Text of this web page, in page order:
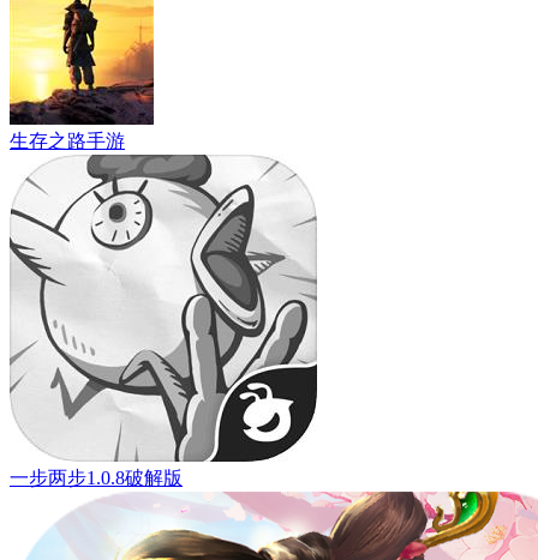
生存之路手游
一步两步1.0.8破解版